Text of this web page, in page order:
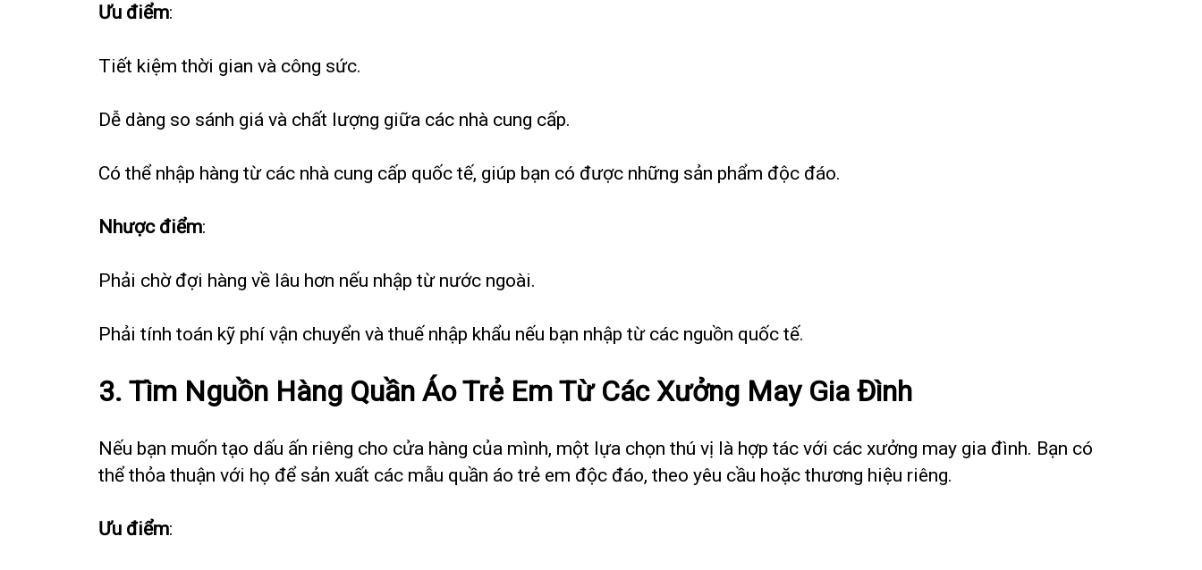
Ưu điểm:
Tiết kiệm thời gian và công sức.
Dễ dàng so sánh giá và chất lượng giữa các nhà cung cấp.
Có thể nhập hàng từ các nhà cung cấp quốc tế, giúp bạn có được những sản phẩm độc đáo.
Nhược điểm:
Phải chờ đợi hàng về lâu hơn nếu nhập từ nước ngoài.
Phải tính toán kỹ phí vận chuyển và thuế nhập khẩu nếu bạn nhập từ các nguồn quốc tế.
3. Tìm Nguồn Hàng Quần Áo Trẻ Em Từ Các Xưởng May Gia Đình
Nếu bạn muốn tạo dấu ấn riêng cho cửa hàng của mình, một lựa chọn thú vị là hợp tác với các xưởng may gia đình. Bạn có
thể thỏa thuận với họ để sản xuất các mẫu quần áo trẻ em độc đáo, theo yêu cầu hoặc thương hiệu riêng.
Ưu điểm: